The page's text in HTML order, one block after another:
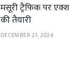
मसूरी ट्रैफिक पर
की तैयारी
DECEMBER 21, 2024